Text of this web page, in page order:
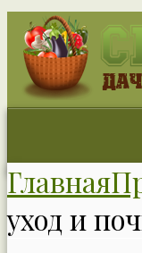
Главная
уход и